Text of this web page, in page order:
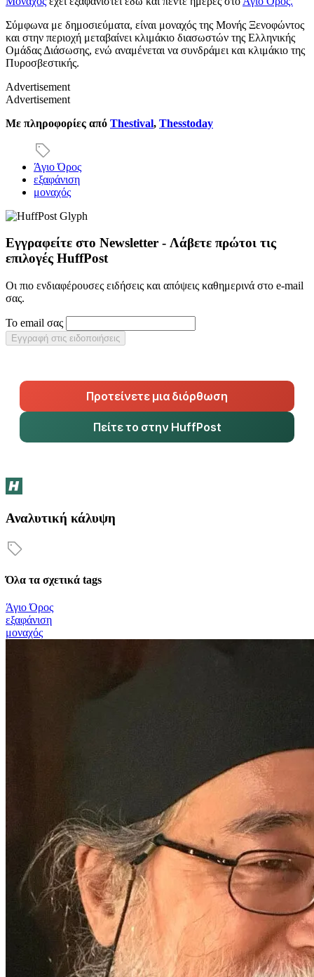
Σύμφωνα με δημοσιεύματα, είναι μοναχός της Μονής Ξενοφώντος
και στην περιοχή μεταβαίνει κλιμάκιο διασωστών της Ελληνικής
Ομάδας Διάσωσης, ενώ αναμένεται να συνδράμει και κλιμάκιο της
Πυροσβεστικής.
Advertisement
Advertisement
Με πληροφορίες από Thestival, Thesstoday
Άγιο Όρος
εξαφάνιση
μοναχός
Εγγραφείτε στο Newsletter - Λάβετε πρώτοι τις
επιλογές HuffPost
Οι πιο ενδιαφέρουσες ειδήσεις και απόψεις καθημερινά στο e-mail
σας.
Το email σας
Εγγραφή στις ειδοποιήσεις
Προτείνετε μια διόρθωση
Πείτε το στην HuffPost
Αναλυτική κάλυψη
Όλα τα σχετικά tags
Άγιο Όρος
εξαφάνιση
μοναχός